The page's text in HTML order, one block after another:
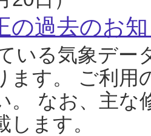
の過去のお
いる気象デー
ます。 ご利用
。 なお、主な
します。